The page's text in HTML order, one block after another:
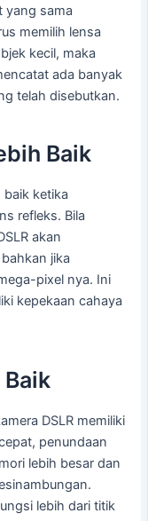
yang sama
memilih lensa
kecil, maka
ada banyak
telah disebutkan.
Baik
baik ketika
refleks. Bila
akan
jika
pixel nya. Ini
kepekaan cahaya
DSLR memiliki
penundaan
lebih besar dan
lebih dari titik